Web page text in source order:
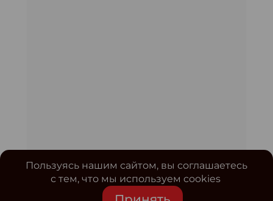
Пользуясь нашим сайтом, вы соглашаетесь
с тем, что мы используем cookies